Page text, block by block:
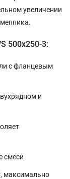
увеличении
500x250-3:
c фланцевым
и
смеси
максимально